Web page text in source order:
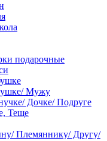
подарочные
Мужу
Дочке/ Подруге
Теще
Племяннику/ Другу/